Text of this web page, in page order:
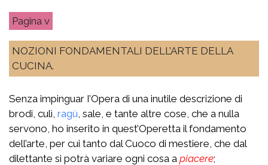
v
NOZIONI FONDAMENTALI DELL’ARTE DELLA
CUCINA.
Senza impinguar I’Opera di una inutile descrizione di
brodi, culì, ragù , sale, e tante altre cose, che a nulla
servono, ho inserito in quest’Operetta il fondamento
dell’arte, per cui tanto dal Cuoco di mestiere, che dal
dilettante si potrà variare ogni cosa a piacere;